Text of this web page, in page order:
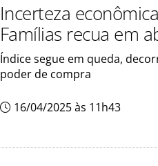
Incerteza
Famílias recua em
Índice segue em queda,
poder de compra
16/04/2025 às 11h43